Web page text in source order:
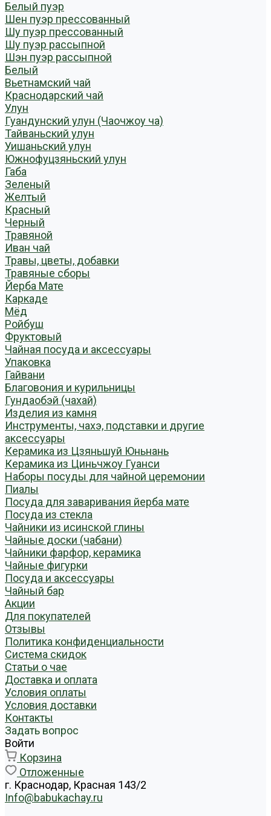
Белый пуэр
Шен пуэр прессованный
Шу пуэр прессованный
Шу пуэр рассыпной
Шэн пуэр рассыпной
Белый
Вьетнамский чай
Краснодарский чай
Улун
Гуандунский улун (Чаочжоу ча)
Тайваньский улун
Уишаньский улун
Южнофуцзяньский улун
Габа
Зеленый
Желтый
Красный
Черный
Травяной
Иван чай
Травы, цветы, добавки
Травяные сборы
Йерба Мате
Каркаде
Мёд
Ройбуш
Фруктовый
Чайная посуда и аксессуары
Упаковка
Гайвани
Благовония и курильницы
Гундаобэй (чахай)
Изделия из камня
Инструменты, чахэ, подставки и другие
аксессуары
Керамика из Цзяньшуй Юньнань
Керамика из Циньчжоу Гуанси
Наборы посуды для чайной церемонии
Пиалы
Посуда для заваривания йерба мате
Посуда из стекла
Чайники из исинской глины
Чайные доски (чабани)
Чайники фарфор, керамика
Чайные фигурки
Посуда и аксессуары
Чайный бар
Акции
Для покупателей
Отзывы
Политика конфиденциальности
Система скидок
Статьи о чае
Доставка и оплата
Условия оплаты
Условия доставки
Контакты
Задать вопрос
Войти
Корзина
Отложенные
г. Краснодар, Красная 143/2
Info@babukachay.ru